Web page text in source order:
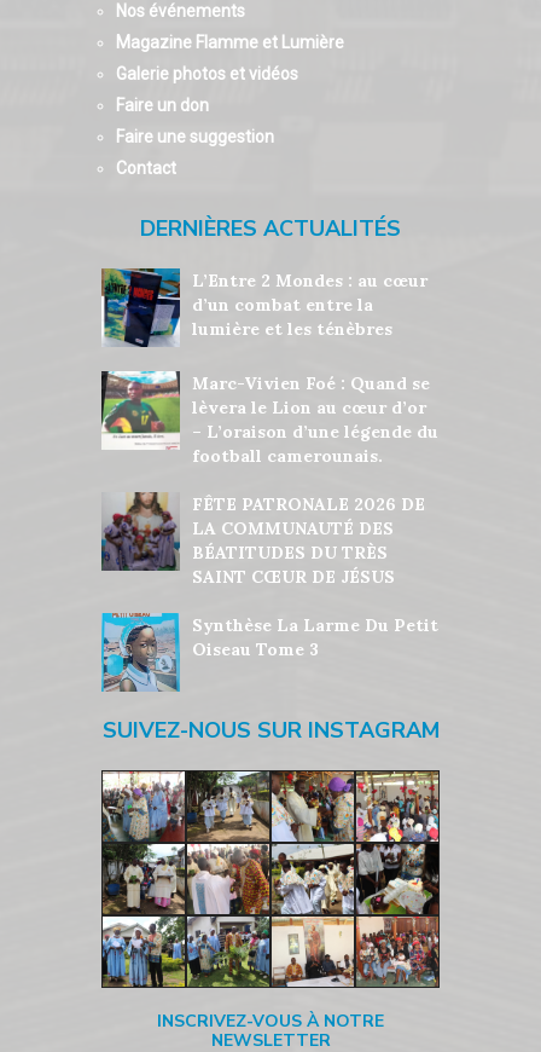
Nos événements
Magazine Flamme et Lumière
Galerie photos et vidéos
Faire un don
Faire une suggestion
Contact
DERNIÈRES ACTUALITÉS
L’Entre 2 Mondes : au cœur
d’un combat entre la
lumière et les ténèbres
Marc-Vivien Foé : Quand se
lèvera le Lion au cœur d’or
– L’oraison d’une légende du
football camerounais.
FÊTE PATRONALE 2026 DE
LA COMMUNAUTÉ DES
BÉATITUDES DU TRÈS
SAINT CŒUR DE JÉSUS
Synthèse La Larme Du Petit
Oiseau Tome 3
SUIVEZ-NOUS SUR INSTAGRAM
INSCRIVEZ-VOUS À NOTRE
NEWSLETTER